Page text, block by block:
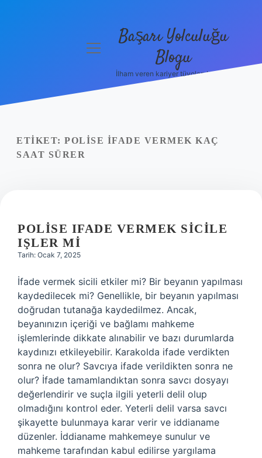
Yasal Uyarı
menüyüBaşarı Yolculuğu
Blogu
İlham veren kariyer tüyoları burada!
ETIKET: POLISE IFADE VERMEK KAÇ
SAAT SÜRER
POLISE IFADE VERMEK SICILE
IŞLER MI
Tarih: Ocak 7, 2025
İfade vermek sicili etkiler mi? Bir beyanın yapılması
kaydedilecek mi? Genellikle, bir beyanın yapılması
doğrudan tutanağa kaydedilmez. Ancak,
beyanınızın içeriği ve bağlamı mahkeme
işlemlerinde dikkate alınabilir ve bazı durumlarda
kaydınızı etkileyebilir. Karakolda ifade verdikten
sonra ne olur? Savcıya ifade verildikten sonra ne
olur? İfade tamamlandıktan sonra savcı dosyayı
değerlendirir ve suçla ilgili yeterli delil olup
olmadığını kontrol eder. Yeterli delil varsa savcı
şikayette bulunmaya karar verir ve iddianame
düzenler. İddianame mahkemeye sunulur ve
mahkeme tarafından kabul edilirse yargılama